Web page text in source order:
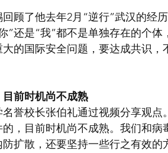
了他去年2月“逆行”武汉的经
”还是“我”都不是单独存在的个体
的国际安全问题，要达成共识，
前时机尚不成熟
校长张伯礼通过视频分享观点
，目前时机尚不成熟。我们和病
扩散，还要坚持一些行之有效的